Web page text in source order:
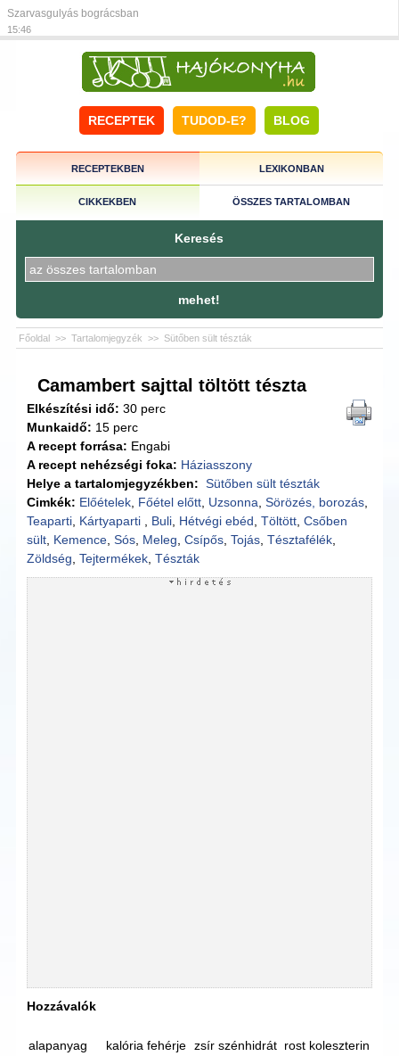
Szarvasgulyás bográcsban
15:46
RECEPTEK TUDOD-E? BLOG
RECEPTEKBEN LEXIKONBAN
CIKKEKBEN ÖSSZES TARTALOMBAN
Keresés
mehet!
Főoldal >> Tartalomjegyzék >> Sütőben sült tészták
Camambert sajttal töltött tészta
Elkészítési idő: 30 perc
Munkaidő: 15 perc
A recept forrása: Engabi
A recept nehézségi foka: Háziasszony
Helye a tartalomjegyzékben: Sütőben sült tészták
Cimkék: Előételek Főétel előtt Uzsonna ,Sörözés, borozás
Teaparti Kártyaparti Buli Hétvégi ebéd ,Töltött ,Csőben
sült Kemence ,Sós Meleg ,Csípős ,Tojás ,Tésztafélék
Zöldség ,Tejtermékek ,Tészták
Hozzávalók
alapanyag
kalória fehérje zsír szénhidrát rost koleszterin